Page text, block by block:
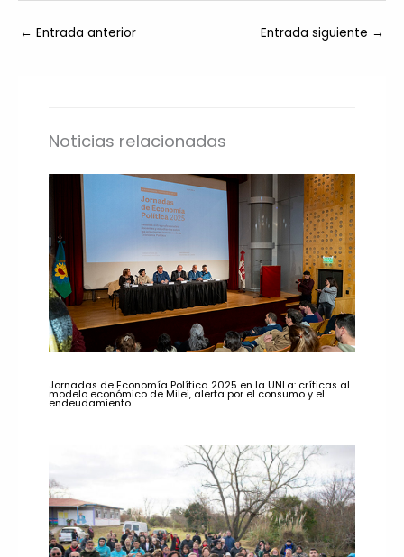
← Entrada anterior Entrada siguiente →
Noticias relacionadas
Jornadas de Economía Política 2025 en la UNLa: críticas al
modelo económico de Milei, alerta por el consumo y el
endeudamiento